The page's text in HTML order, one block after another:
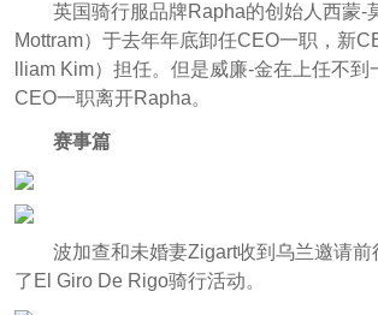
英国骑行服品牌Rapha的创始人西蒙-
Mottram）于去年年底卸任CEO一职，新
lliam Kim）担任。但是威廉-金在上任不
CEO一职离开Rapha。
赛事篇
波加查和未婚妻Zigart收到乌兰邀请前
了El Giro De Rigo骑行活动。